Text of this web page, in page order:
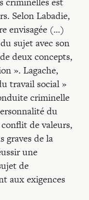
Selon Labadie,
envisagée (…)
sujet avec son
deux concepts,
». Lagache,
travail social »
criminelle
du
de valeurs,
graves de la
une
de
aux exigences